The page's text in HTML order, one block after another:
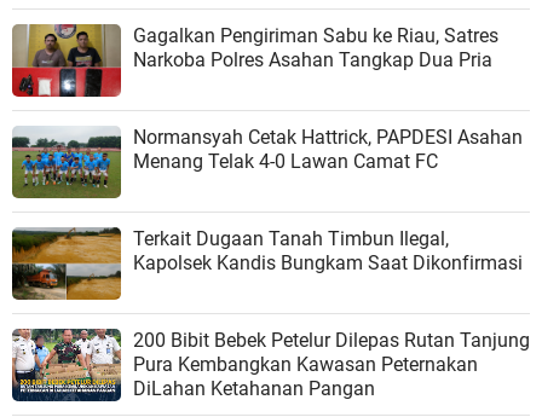
Gagalkan Pengiriman Sabu ke Riau, Satres
Narkoba Polres Asahan Tangkap Dua Pria
Normansyah Cetak Hattrick, PAPDESI Asahan
Menang Telak 4-0 Lawan Camat FC
Terkait Dugaan Tanah Timbun Ilegal,
Kapolsek Kandis Bungkam Saat Dikonfirmasi
200 Bibit Bebek Petelur Dilepas Rutan Tanjung
Pura Kembangkan Kawasan Peternakan
DiLahan Ketahanan Pangan